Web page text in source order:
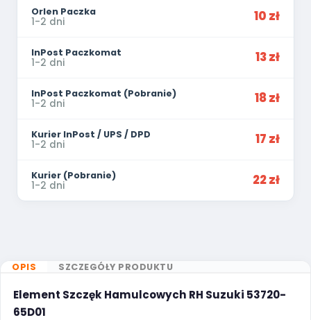
Orlen Paczka
1-2 dni 10 zł
InPost Paczkomat
1-2 dni 13 zł
InPost Paczkomat (Pobranie)
1-2 dni 18 zł
Kurier InPost / UPS / DPD
1-2 dni 17 zł
Kurier (Pobranie)
1-2 dni 22 zł
OPIS SZCZEGÓŁY PRODUKTU
Element Szczęk Hamulcowych RH Suzuki 53720-
65D01